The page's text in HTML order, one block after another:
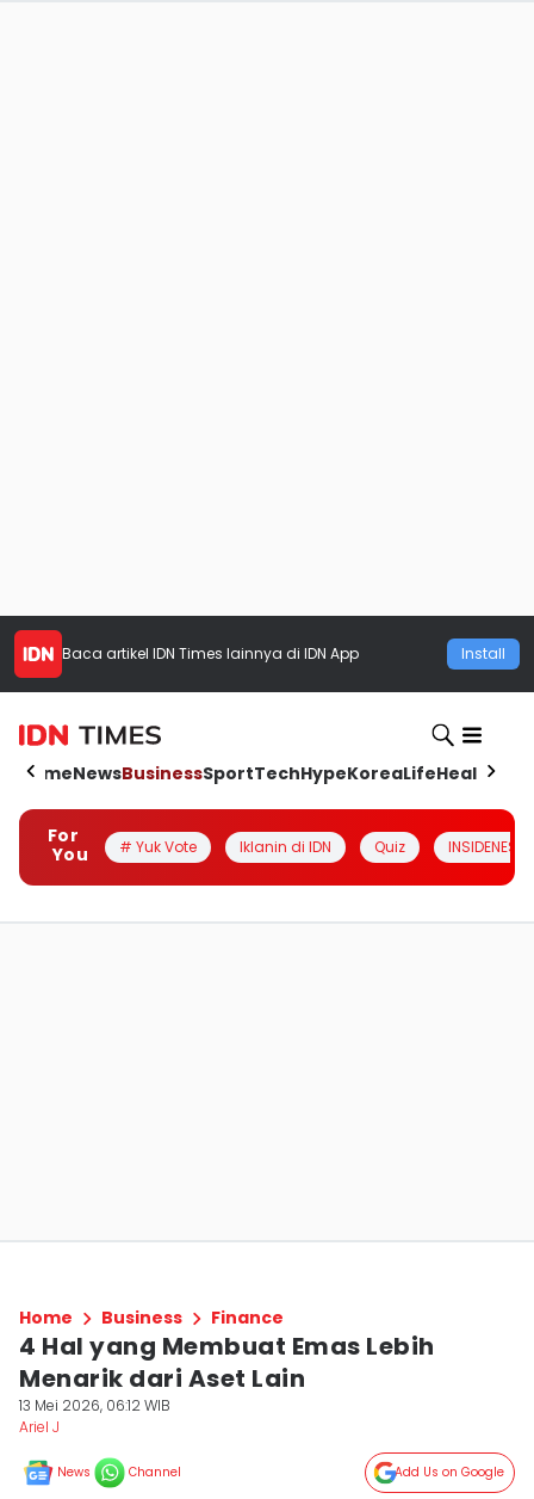
Baca artikel IDN Times lainnya di IDN App Install
HomeNewsBusinessSportTechHypeKoreaLifeHealth
For
You
# Yuk Vote Iklanin di IDN Quiz INSIDENESIA
Home Business Finance
4 Hal yang Membuat Emas Lebih
Menarik dari Aset Lain
13 Mei 2026, 06:12 WIB
Ariel J
News Channel Add Us on Google